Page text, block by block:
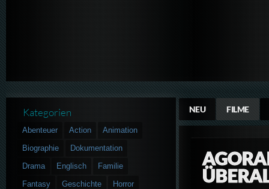
NEU FILME
Kategorien
Abenteuer Action
Animation
Biographie
Dokumentation
Drama
Englisch
Familie
Fantasy
Geschichte
Horror